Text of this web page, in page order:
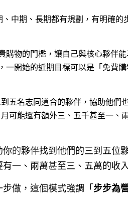
中期、長期都有規劃，有明確的
購物的門檻，讓自己與核心夥伴
一開始的近期目標可以是「免費
到五名志同道合的夥伴，協助他們
月可能還有額外三、五千甚至一、
你的夥伴找到他們的三到五位
一、兩萬甚至三、五萬的收
做，這個模式強調「步步為